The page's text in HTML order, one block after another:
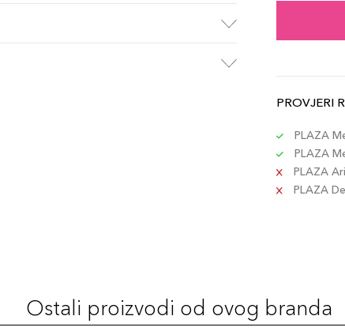
PROVJERI
PLAZA
PLAZA
PLAZA
PLAZA
Ostali proizvodi od ovog branda